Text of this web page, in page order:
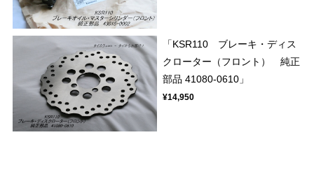
「KSR110 ブレーキ・ディス
クローター（フロント） 純正
部品 41080-0610」
¥14,950